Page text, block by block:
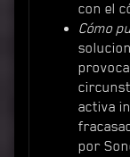
con el
Cómo
activa
por